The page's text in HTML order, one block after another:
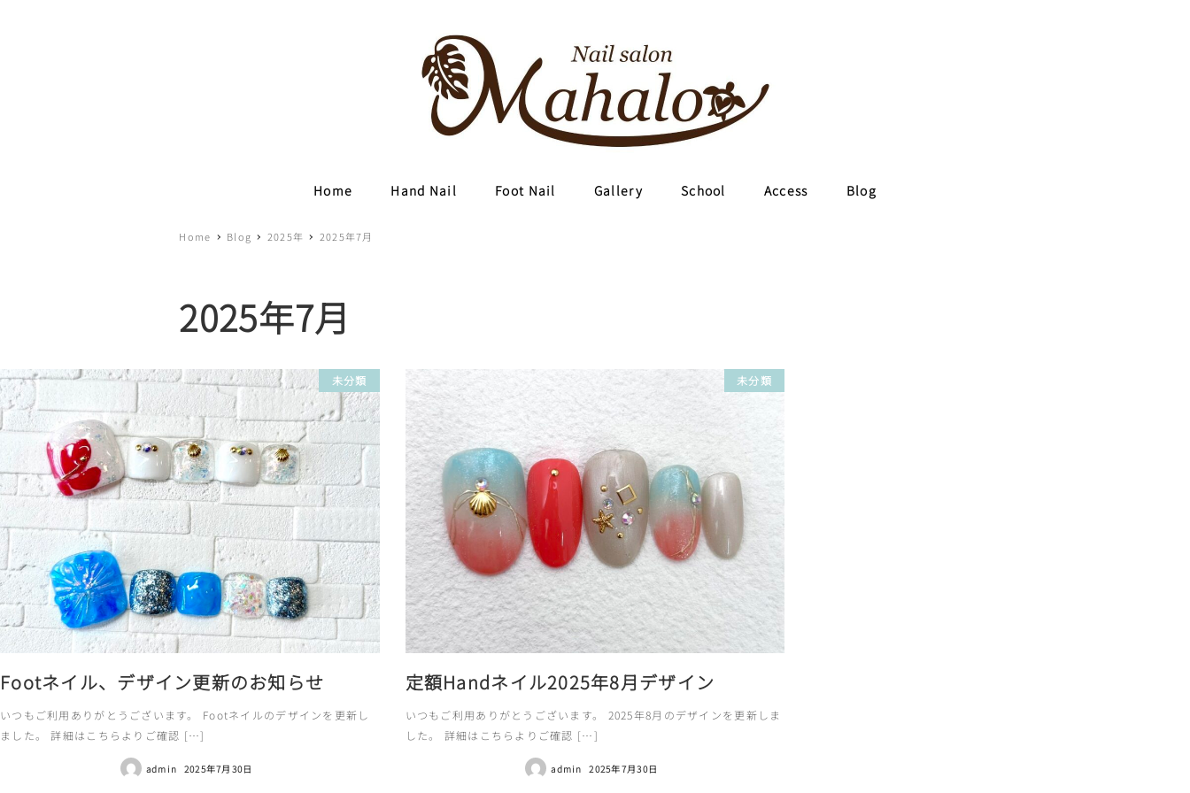
Home Hand Nail Foot Nail Gallery School Access Blog
Home Blog 2025年 2025年7月
2025年7月
未分類
Footネイル、デザイン更新のお知らせ
いつもご利用ありがとうございます。 Footネイルのデザインを更新し
ました。 詳細はこちらよりご確認 […]
admin 2025年7月30日
未分類
定額Handネイル2025年8月デザイン
いつもご利用ありがとうございます。 2025年8月のデザインを更新しま
した。 詳細はこちらよりご確認 […]
admin 2025年7月30日